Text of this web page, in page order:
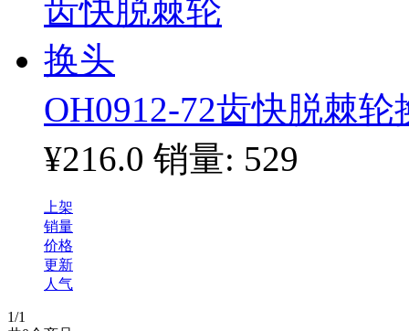
OH0912-72齿快脱棘轮
¥216.0 销量: 529
上架
销量
价格
更新
人气
1/1